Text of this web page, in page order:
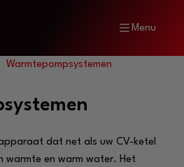
Menu
Warmtepompsystemen
dat net als uw CV-ketel
warmte en warm water. Het